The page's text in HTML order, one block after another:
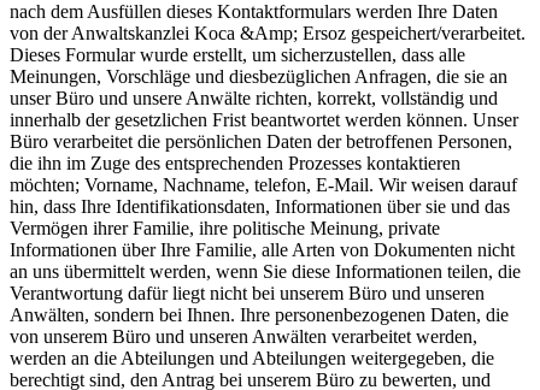
nach dem Ausfüllen dieses Kontaktformulars werden Ihre Daten
von der Anwaltskanzlei Koca &Amp; Ersoz gespeichert/verarbeitet.
Dieses Formular wurde erstellt, um sicherzustellen, dass alle
Meinungen, Vorschläge und diesbezüglichen Anfragen, die sie an
unser Büro und unsere Anwälte richten, korrekt, vollständig und
innerhalb der gesetzlichen Frist beantwortet werden können. Unser
Büro verarbeitet die persönlichen Daten der betroffenen Personen,
die ihn im Zuge des entsprechenden Prozesses kontaktieren
möchten; Vorname, Nachname, telefon, E-Mail. Wir weisen darauf
hin, dass Ihre Identifikationsdaten, Informationen über sie und das
Vermögen ihrer Familie, ihre politische Meinung, private
Informationen über Ihre Familie, alle Arten von Dokumenten nicht
an uns übermittelt werden, wenn Sie diese Informationen teilen, die
Verantwortung dafür liegt nicht bei unserem Büro und unseren
Anwälten, sondern bei Ihnen. Ihre personenbezogenen Daten, die
von unserem Büro und unseren Anwälten verarbeitet werden,
werden an die Abteilungen und Abteilungen weitergegeben, die
berechtigt sind, den Antrag bei unserem Büro zu bewerten, und